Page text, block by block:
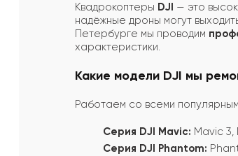
Квадрокоптеры DJI — это
надёжные дроны могут
Петербурге мы проводим
характеристики.
Какие модели DJI мы
Работаем со всеми
Серия DJI Mavic: Mavic 3,
Серия DJI Phantom: